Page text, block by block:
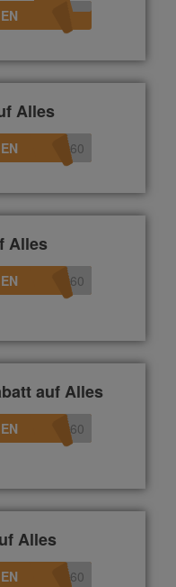
Alles
360
Alles
360
auf Alles
360
Alles
360